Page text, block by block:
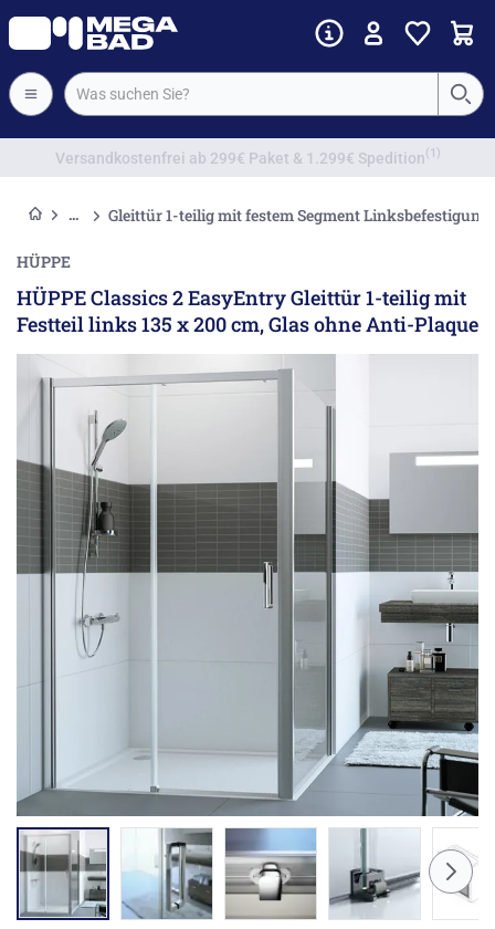
Vorkassenrabatt
Gleittür 1-teilig mit festem Segment
HÜPPE
HÜPPE Classics 2 EasyEntry Gleittür 1-teilig mit
Festteil links 135 x 200 cm, Glas ohne Anti-Plaque